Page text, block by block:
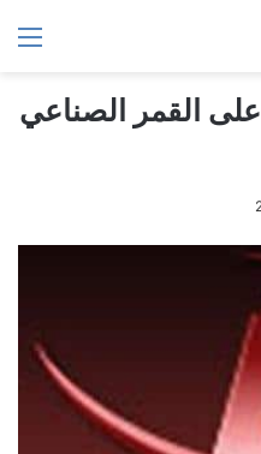
تردد قناة دريم 2021 على القمر الصناعي